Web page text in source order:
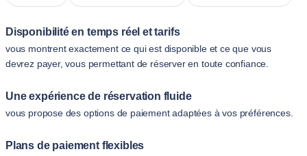
Disponibilité en temps réel et tarifs
vous montrent exactement ce qui est disponible et ce que vous
devrez payer, vous permettant de réserver en toute confiance.
Une expérience de réservation fluide
vous propose des options de paiement adaptées à vos préférences.
Plans de paiement flexibles